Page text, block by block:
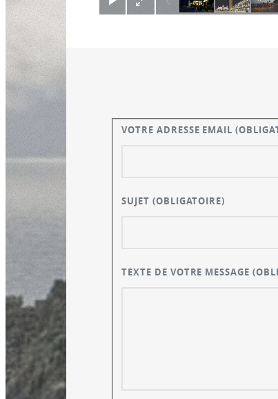
VOTRE ADRESSE EMAIL
SUJET (OBLIGATOIRE)
TEXTE DE VOTRE MESSAGE